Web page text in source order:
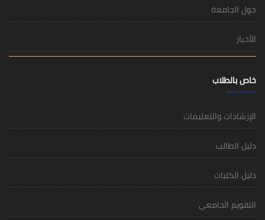
حول الجامعة
الأخبار
خاص بالطلاب
الإرشادات والتعليمات
دليل الطالب
دليل الكليات
التقويم الجامعي